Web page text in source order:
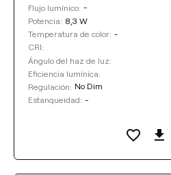
Flujo lumínico: -
Potencia: 8,3 W
Temperatura de color: -
CRI:
Ángulo del haz de luz:
Eficiencia lumínica:
Regulación: No Dim
Estanqueidad: -